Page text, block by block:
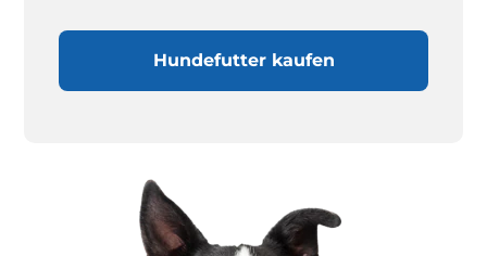
Hundefutter kaufen